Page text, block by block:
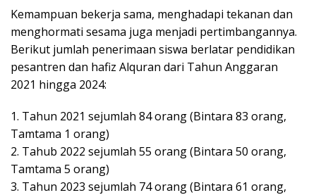
Kemampuan bekerja sama, menghadapi tekanan dan
menghormati sesama juga menjadi pertimbangannya.
Berikut jumlah penerimaan siswa berlatar pendidikan
pesantren dan hafiz Alquran dari Tahun Anggaran
2021 hingga 2024:
1. Tahun 2021 sejumlah 84 orang (Bintara 83 orang,
Tamtama 1 orang)
2. Tahub 2022 sejumlah 55 orang (Bintara 50 orang,
Tamtama 5 orang)
3. Tahun 2023 sejumlah 74 orang (Bintara 61 orang,